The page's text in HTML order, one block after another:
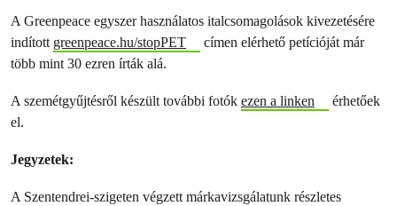
A Greenpeace egyszer használatos italcsomagolások kivezetésére
indított greenpeace.hu/stopPET
címen elérhető petícióját már
több mint 30 ezren írták alá.
A szemétgyűjtésről készült további fotók ezen a linken
érhetőek
el.
Jegyzetek:
A Szentendrei-szigeten végzett márkavizsgálatunk részletes